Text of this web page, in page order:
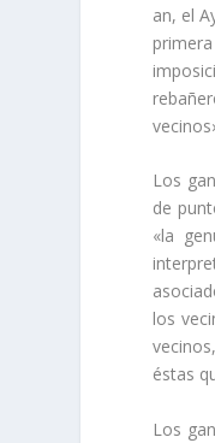
an, el
Los
de
«la
los
éstas
Los